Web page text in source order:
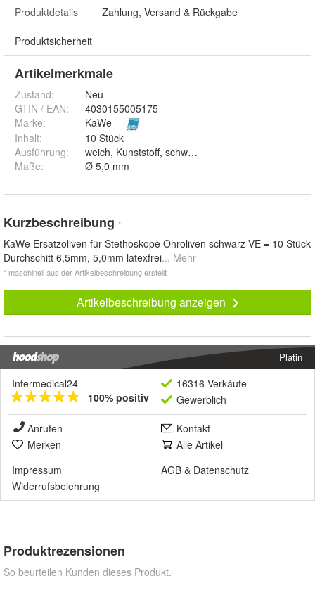
Produktdetails Zahlung, Versand & Rückgabe
Produktsicherheit
Artikelmerkmale
Zustand:
Neu
GTIN / EAN:
4030155005175
Marke:
KaWe
Inhalt:
10 Stück
Ausführung:
weich, Kunststoff, schwarz
Maße: Ø 5,0 mm
Kurzbeschreibung *
KaWe Ersatzoliven für Stethoskope Ohroliven schwarz VE = 10 Stück
Durchschitt 6,5mm, 5,0mm latexfrei... Mehr
* maschinell aus der Artikelbeschreibung erstellt
Artikelbeschreibung anzeigen
Platin
Intermedical24
100% positiv
16316 Verkäufe
Gewerblich
Anrufen
Kontakt
Merken
Alle Artikel
Impressum
AGB & Datenschutz
Widerrufsbelehrung
Produktrezensionen
So beurteilen Kunden dieses Produkt.